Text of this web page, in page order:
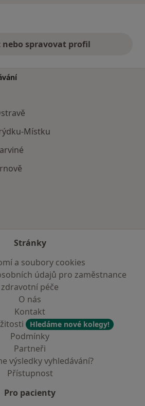
nebo spravovat profil
Místku
Stránky
a soubory cookies
údajů pro zaměstnance
zdravotní péče
O nás
Kontakt
Hledáme nové kolegy!
Podmínky
Partneři
výsledky vyhledávání?
Přístupnost
Pro pacienty